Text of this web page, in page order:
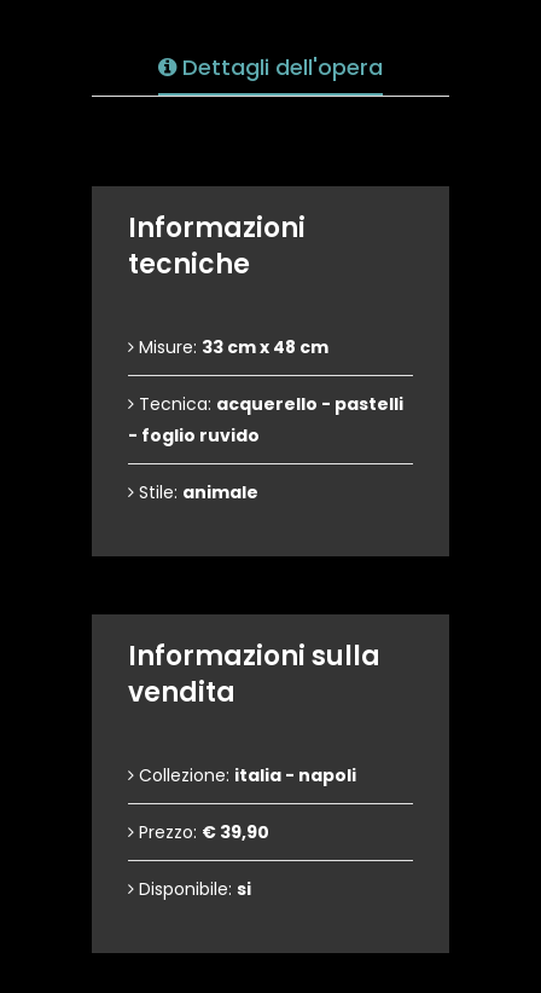
Dettagli dell'opera
Informazioni
tecniche
Misure: 33 cm x 48 cm
Tecnica: acquerello - pastelli
- foglio ruvido
Stile: animale
Informazioni sulla
vendita
Collezione: italia - napoli
Prezzo: € 39,90
Disponibile: si